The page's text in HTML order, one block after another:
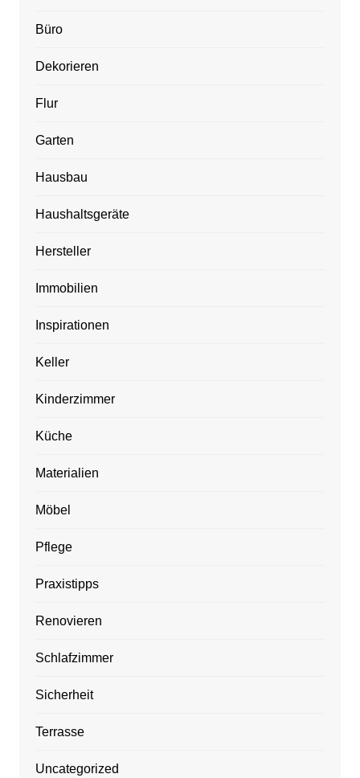
Büro
Dekorieren
Flur
Garten
Hausbau
Haushaltsgeräte
Hersteller
Immobilien
Inspirationen
Keller
Kinderzimmer
Küche
Materialien
Möbel
Pflege
Praxistipps
Renovieren
Schlafzimmer
Sicherheit
Terrasse
Uncategorized